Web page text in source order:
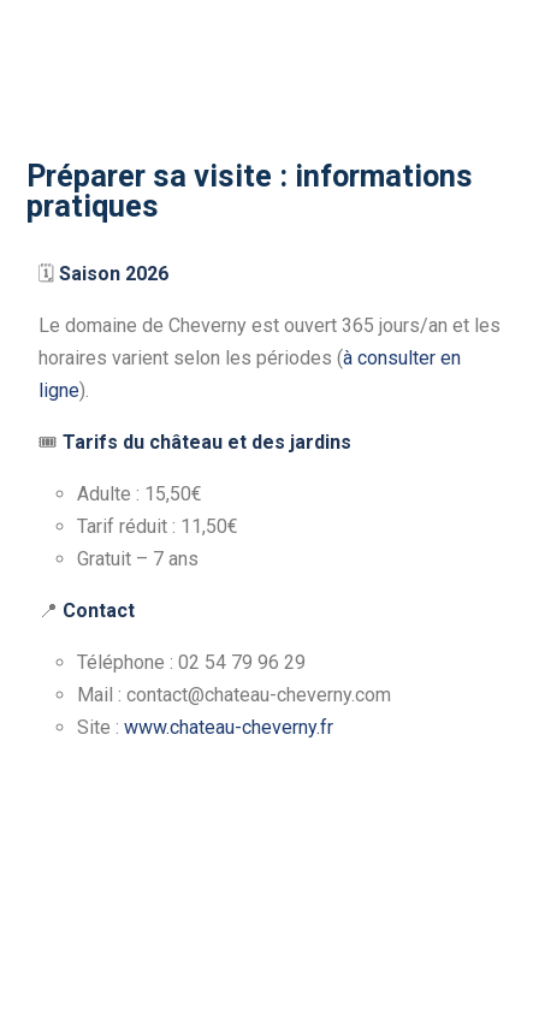
Préparer sa visite : informations
pratiques
🗓 Saison 2026
Le domaine de Cheverny est ouvert 365 jours/an et les
horaires varient selon les périodes (à consulter en
ligne).
🎟 Tarifs du château et des jardins
Adulte : 15,50€
Tarif réduit : 11,50€
Gratuit – 7 ans
📍 Contact
Téléphone : 02 54 79 96 29
Mail : contact@chateau-cheverny.com
Site : www.chateau-cheverny.fr